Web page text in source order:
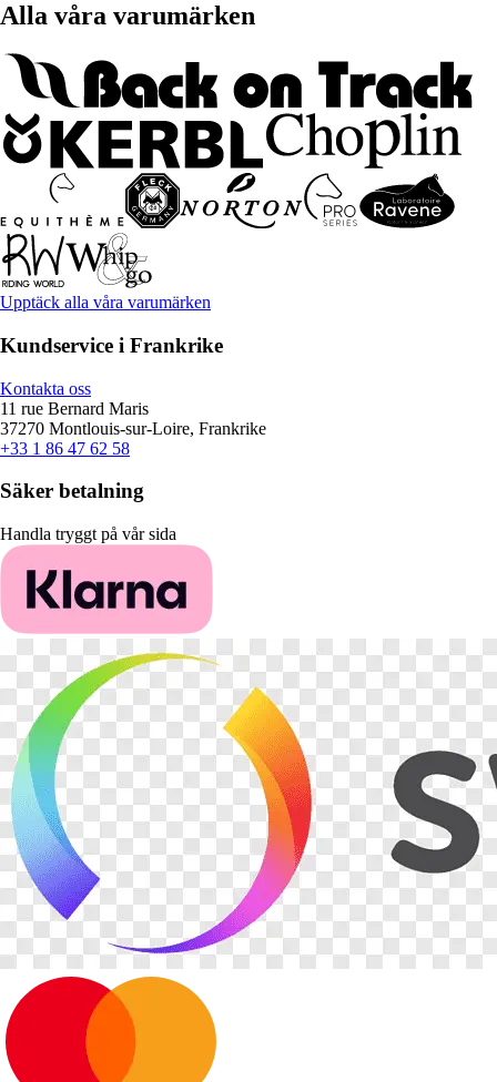
Alla våra varumärken
Upptäck alla våra varumärken
Kundservice i Frankrike
Kontakta oss
11 rue Bernard Maris
37270 Montlouis-sur-Loire, Frankrike
+33 1 86 47 62 58
Säker betalning
Handla tryggt på vår sida